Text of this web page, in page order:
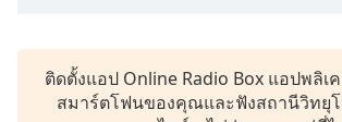
subtitles
settings
opens
subtitles
ติดตั้งแอป Online Radio Box แอปพลิเ
สมาร์ตโฟนของคุณและฟังสถานีวิทยุ